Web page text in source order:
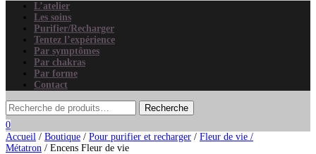
L’atelier
Les soins
Purifier/Recharger
Tentez l’expérience
Par symptômes
Par chakras
Par forme
Contact
0
Accueil / Boutique / Pour purifier et recharger / Fleur de vie /
Métatron / Encens Fleur de vie